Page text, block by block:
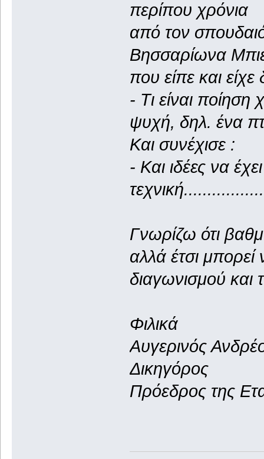
περίπου χρόνια
από τον
Βησσαρίωνα
που είπε και είχε
- Τι είναι
ψυχή, δηλ. ένα
Και συνέχισε :
- Και ιδέες να
Γνωρίζω ότι
αλλά έτσι
διαγωνισμού και
Φιλικά
Αυγερινός
Δικηγόρος
Πρόεδρος της